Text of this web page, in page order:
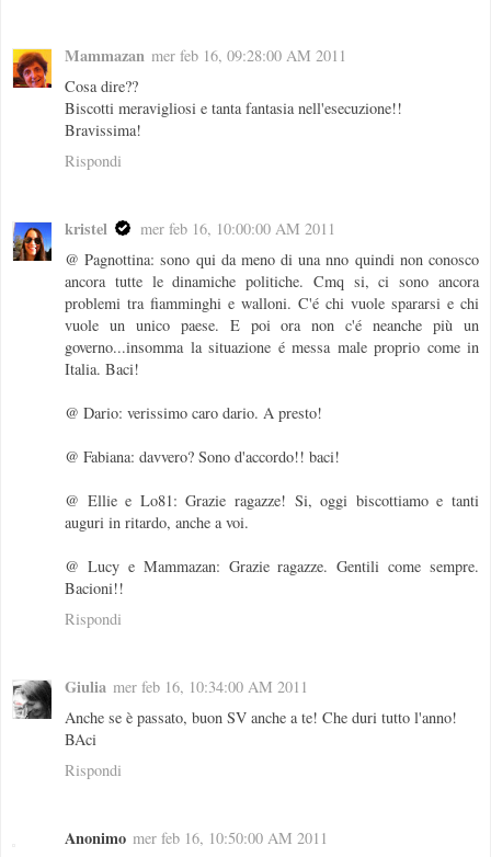
Mammazan mer feb 16, 09:28:00 AM 2011
Cosa dire??
Biscotti meravigliosi e tanta fantasia nell'esecuzione!!
Bravissima!
Rispondi
kristel
mer feb 16, 10:00:00 AM 2011
@ Pagnottina: sono qui da meno di una nno quindi non conosco
ancora tutte le dinamiche politiche. Cmq si, ci sono ancora
problemi tra fiamminghi e walloni. C'é chi vuole spararsi e chi
vuole un unico paese. E poi ora non c'é neanche più un
governo...insomma la situazione é messa male proprio come in
Italia. Baci!
@ Dario: verissimo caro dario. A presto!
@ Fabiana: davvero? Sono d'accordo!! baci!
@ Ellie e Lo81: Grazie ragazze! Si, oggi biscottiamo e tanti
auguri in ritardo, anche a voi.
@ Lucy e Mammazan: Grazie ragazze. Gentili come sempre.
Bacioni!!
Rispondi
Giulia mer feb 16, 10:34:00 AM 2011
Anche se è passato, buon SV anche a te! Che duri tutto l'anno!
BAci
Rispondi
Anonimo mer feb 16, 10:50:00 AM 2011